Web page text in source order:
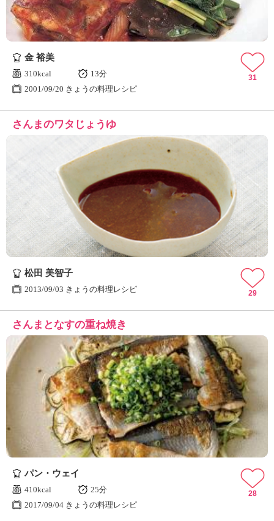
金 裕美
310kcal
13分
2001/09/20 きょうの料理レシピ
31
さんまのワタじょうゆ
松田 美智子
2013/09/03 きょうの料理レシピ 29
さんまとなすの重ね焼き
パン・ウェイ
410kcal
25分
2017/09/04 きょうの料理レシピ
28